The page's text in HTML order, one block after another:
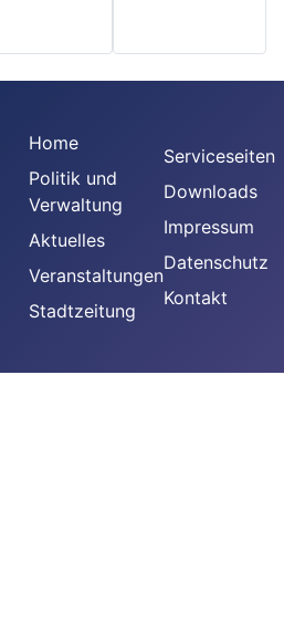
Home
Politik und
Verwaltung
Aktuelles
Veranstaltungen
Stadtzeitung
Serviceseiten
Downloads
Impressum
Datenschutz
Kontakt